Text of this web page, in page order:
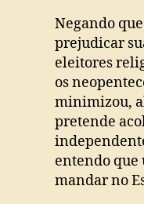
Negando
prejudicar
eleitores
os
minimizou,
pretende
entendo que
mandar no